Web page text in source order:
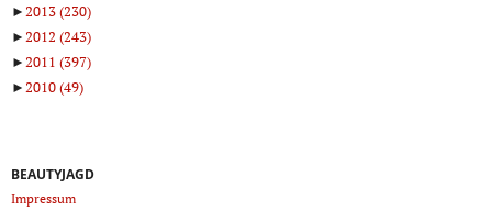
►2013(230)
►2012 (243)
►2011 (397)
►2010(49)
BEAUTYJAGD
Impressum